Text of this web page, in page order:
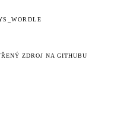
ZDROJ NA GITHUBU